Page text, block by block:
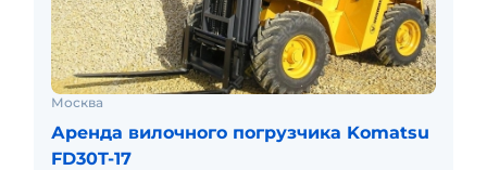
Москва
Аренда вилочного погрузчика Komatsu
FD30T-17